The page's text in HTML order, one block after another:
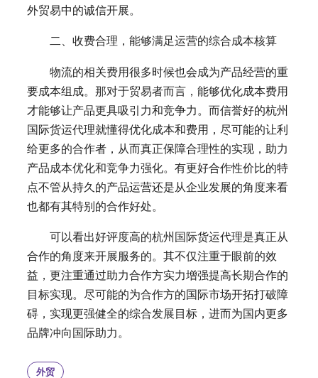
外贸易中的诚信开展。
二、收费合理，能够满足运营的综合成本核算
物流的相关费用很多时候也会成为产品经营的重
要成本组成。那对于贸易者而言，能够优化成本费用
才能够让产品更具吸引力和竞争力。而信誉好的杭州
国际货运代理就懂得优化成本和费用，尽可能的让利
给更多的合作者，从而真正保障合理性的实现，助力
产品成本优化和竞争力强化。有更好合作性价比的特
点不管从持久的产品运营还是从企业发展的角度来看
也都有其特别的合作好处。
可以看出好评度高的杭州国际货运代理是真正从
合作的角度来开展服务的。其不仅注重于眼前的效
益，更注重通过助力合作方实力增强提高长期合作的
目标实现。尽可能的为合作方的国际市场开拓打破障
碍，实现更强健全的综合发展目标，进而为国内更多
品牌冲向国际助力。
外贸